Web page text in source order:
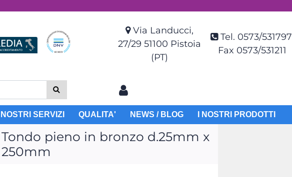
Via Landucci,
27/29 51100 Pistoia
(PT)
Tel. 0573/531797
Fax 0573/531211
I NOSTRI SERVIZI QUALITA' NEWS / BLOG I NOSTRI PRODOTTI
Tondo pieno in bronzo d.25mm x
250mm